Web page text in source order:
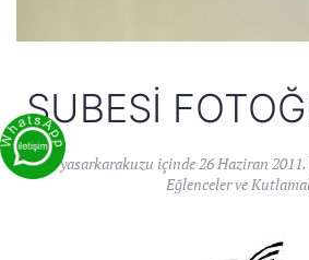
ŞUBESI
Yazanyasarkarakuzu içinde 26 Haziran 2011.
Eğlenceler ve